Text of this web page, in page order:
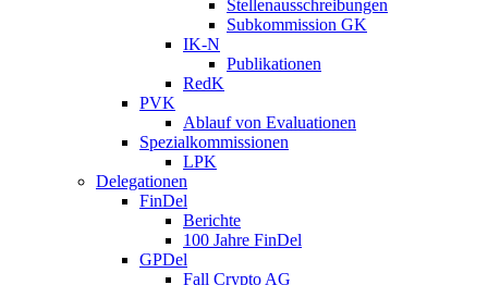
Stellenausschreibungen
Subkommission GK
IK-N
Publikationen
RedK
PVK
Ablauf von Evaluationen
Spezialkommissionen
LPK
Delegationen
FinDel
Berichte
100 Jahre FinDel
GPDel
Fall Crypto AG